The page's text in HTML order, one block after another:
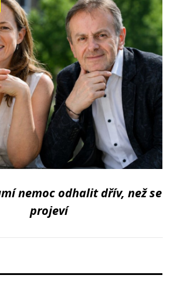
nemoc odhalit dřív, než se
projeví